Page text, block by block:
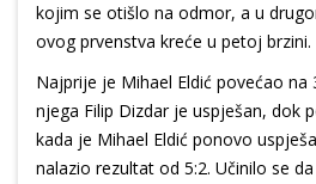
kojim se otišlo na odmor, a u
ovog prvenstva kreće u petoj brzini.
Najprije je Mihael Eldić povećao na
njega Filip Dizdar je uspješan, dok
kada je Mihael Eldić ponovo
nalazio rezultat od 5:2. Učinilo se